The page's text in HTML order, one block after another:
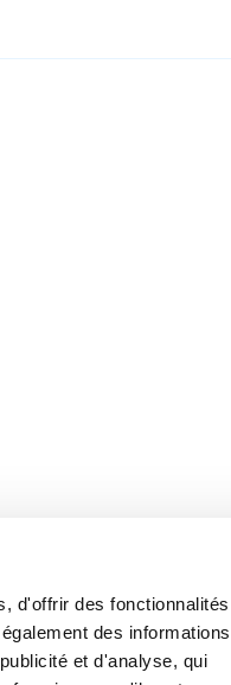
d'offrir des fonctionnalités
des informations
et d'analyse, qui